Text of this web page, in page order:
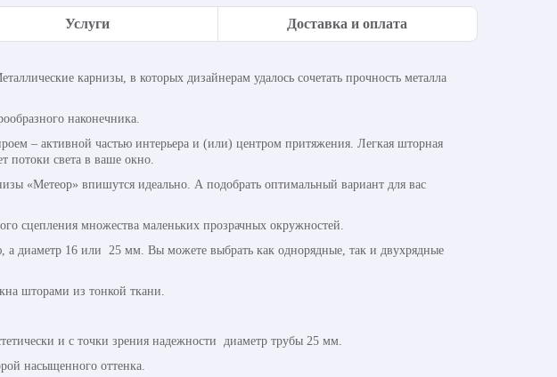
Услуги Доставка и оплата
карнизы, в которых дизайнерам удалось сочетать прочность металла
наконечника.
– активной частью интерьера и (или) центром притяжения. Легкая шторная
потоки света в ваше окно.
«Метеор» впишутся идеально. А подобрать оптимальный вариант для вас
сцепления множества маленьких прозрачных окружностей.
а диаметр 16 или 25 мм. Вы можете выбрать как однорядные, так и двухрядные
шторами из тонкой ткани.
и с точки зрения надежности диаметр трубы 25 мм.
насыщенного оттенка.